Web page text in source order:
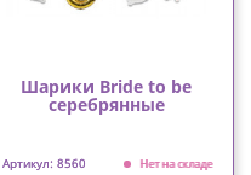
Шарики Bride to be
серебрянные
Артикул: 8560 Нет на складе